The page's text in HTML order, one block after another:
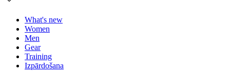
What's new
Women
Men
Gear
Training
Izpārdošana